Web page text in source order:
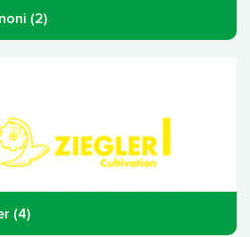
(2)
(4)